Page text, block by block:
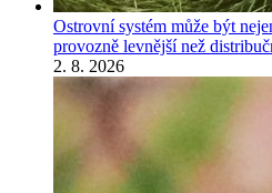
Ostrovní systém může být
provozně levnější než
2. 8. 2026